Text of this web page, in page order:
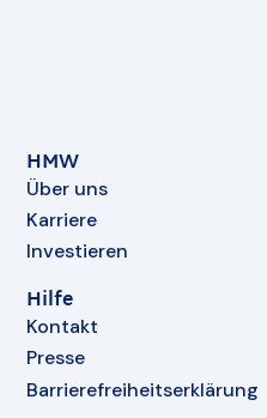
HMW
Über uns
Karriere
Investieren
Hilfe
Kontakt
Presse
Barrierefreiheitserklärung